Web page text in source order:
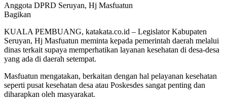
Anggota DPRD Seruyan, Hj Masfuatun
Bagikan
KUALA PEMBUANG, katakata.co.id – Legislator Kabupaten
Seruyan, Hj Masfuatun meminta kepada pemerintah daerah melalui
dinas terkait supaya memperhatikan layanan kesehatan di desa-desa
yang ada di daerah setempat.
Masfuatun mengatakan, berkaitan dengan hal pelayanan kesehatan
seperti pusat kesehatan desa atau Poskesdes sangat penting dan
diharapkan oleh masyarakat.